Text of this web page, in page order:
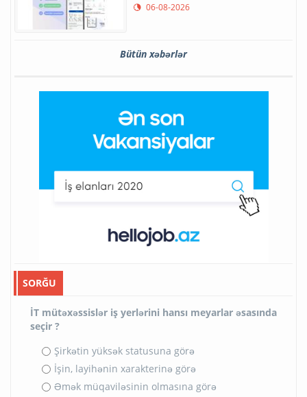
06-08-2026
Bütün xəbərlər
SORĞU
İT mütəxəssislər iş yerlərini hansı meyarlar əsasında
seçir ?
Şirkətin yüksək statusuna görə
İşin, layihənin xarakterinə görə
Əmək müqaviləsinin olmasına görə